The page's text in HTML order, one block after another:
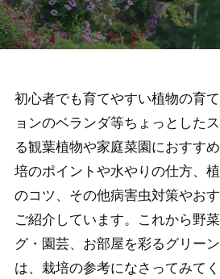
初心者でも育てやすい植物の育
ョンのベランダ等ちょっとした
る観葉植物や家庭菜園におすす
培のポイントや水やりの仕方、
のコツ、その他病害虫対策やお
ご紹介しています。これから野
グ・園芸、お部屋を彩るグリー
は、栽培の参考になさってみてく